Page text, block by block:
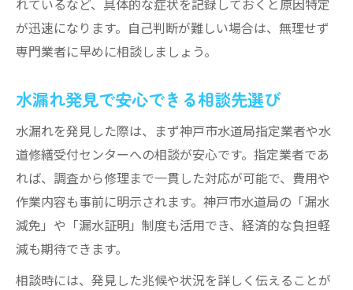
れているなど、具体的な症状を記録しておくと原因特定
が迅速になります。自己判断が難しい場合は、無理せず
専門業者に早めに相談しましょう。
水漏れ発見で安心できる相談先選び
水漏れを発見した際は、まず神戸市水道局指定業者や水
道修繕受付センターへの相談が安心です。指定業者であ
れば、調査から修理まで一貫した対応が可能で、費用や
作業内容も事前に明示されます。神戸市水道局の「漏水
減免」や「漏水証明」制度も活用でき、経済的な負担軽
減も期待できます。
相談時には、発見した兆候や状況を詳しく伝えることが